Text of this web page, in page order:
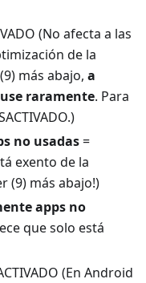
(No afecta a las
de la
más abajo, a
raramente. Para
no usadas=
exento de la
(9) más abajo!)
apps no
que solo está
(En Android